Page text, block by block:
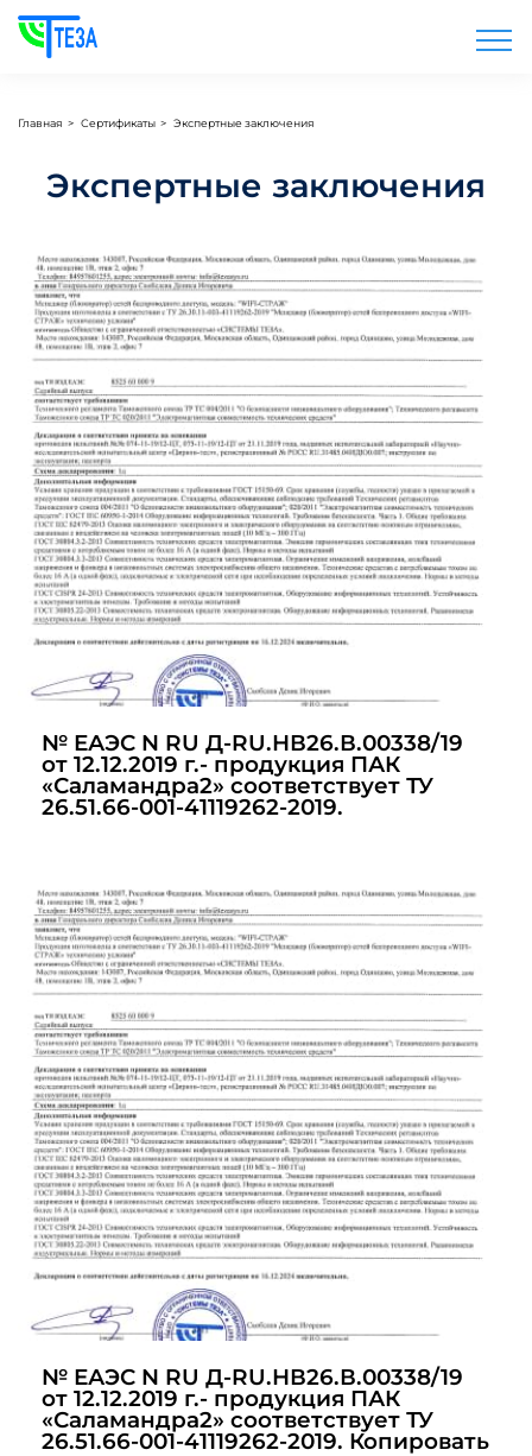
Главная > Сертификаты > Экспертные заключения
Экспертные заключения
№ ЕАЭС N RU Д-RU.НВ26.В.00338/19
от 12.12.2019 г.- продукция ПАК
«Саламандра2» соответствует ТУ
26.51.66-001-41119262-2019.
№ ЕАЭС N RU Д-RU.НВ26.В.00338/19
от 12.12.2019 г.- продукция ПАК
«Саламандра2» соответствует ТУ
26.51.66-001-41119262-2019. Копировать